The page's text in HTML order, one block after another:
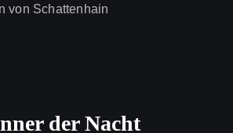
von Schattenhain
der Nacht